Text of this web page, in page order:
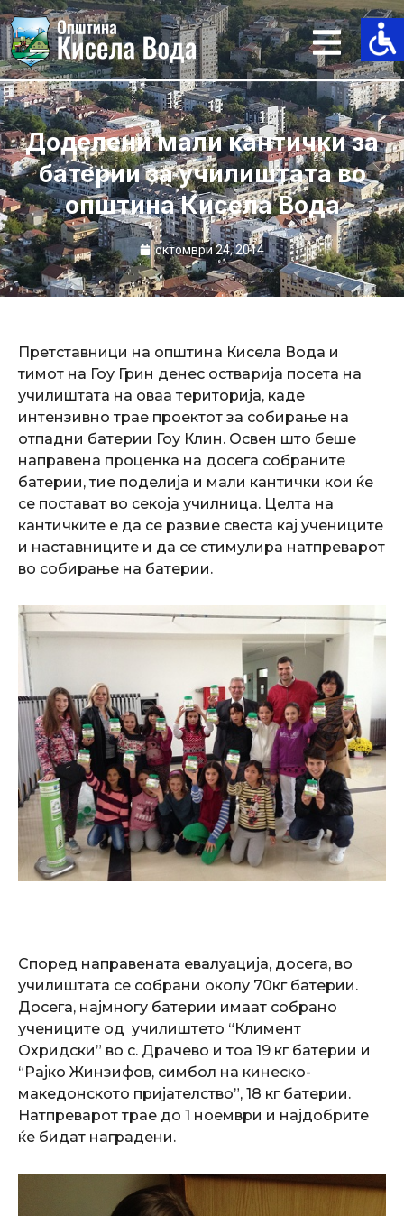
Skip
to
content
Доделени мали кантички за
батерии зa училиштaта во
општина Кисела Вода
октомври 24, 2014
Претставници на општина Кисела Вода и
тимот на Гоу Грин денес остварија посета на
училиштата на оваа територија, каде
интензивно трае проектот за собирање на
отпадни батерии Гоу Клин. Освен што беше
направена проценка на досега собраните
батерии, тие поделија и мали кантички кои ќе
се постават во секоја училница. Целта на
кантичките е да се развие свеста кај учениците
и наставниците и да се стимулира натпреварот
во собирање на батерии.
Според направената евалуација, досега, во
училиштата се собрани околу 70кг батерии.
Досега, најмногу батерии имаат собрано
учениците од училиштето “Климент
Охридски” во с. Драчево и тоа 19 кг батерии и
“Рајко Жинзифов, симбол на кинеско-
македонското пријателство”, 18 кг батерии.
Натпреварот трае до 1 ноември и најдобрите
ќе бидат наградени.